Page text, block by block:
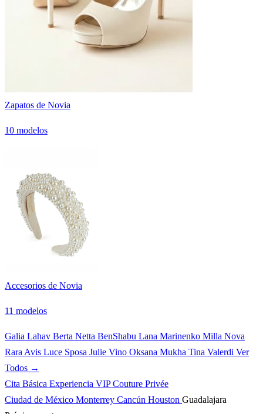
Zapatos de Novia
10 modelos
Accesorios de Novia
11 modelos
Galia Lahav Berta Netta BenShabu Lana Marinenko Milla Nova
Rara Avis Luce Sposa Julie Vino Oksana Mukha Tina Valerdi Ver
Todos →
Cita Básica Experiencia VIPCouture Privée
Ciudad de México Monterrey Cancún Houston Guadalajara